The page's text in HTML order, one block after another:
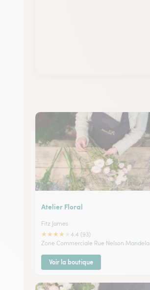
Atelier Floral
Fitz James
★★★★
4.4 (93)
Zone Commerciale Rue Nelson Mandela
Voir la boutique